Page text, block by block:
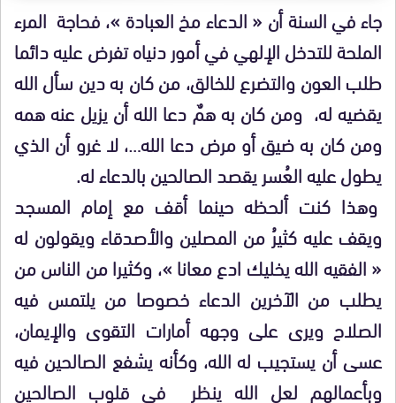
جاء في السنة أن « الدعاء مخ العبادة »، فحاجة المرء
الملحة للتدخل الإلهي في أمور دنياه تفرض عليه دائما
طلب العون والتضرع للخالق، من كان به دين سأل الله
يقضيه له، ومن كان به همٌ دعا الله أن يزيل عنه همه
ومن كان به ضيق أو مرض دعا الله…، لا غرو أن الذي
يطول عليه العُسر يقصد الصالحين بالدعاء له.
وهذا كنت ألحظه حينما أقف مع إمام المسجد
ويقف عليه كثيرُ من المصلين والأصدقاء ويقولون له
« الفقيه الله يخليك ادع معانا »، وكثيرا من الناس من
يطلب من الآخرين الدعاء خصوصا من يلتمس فيه
الصلاح ويرى على وجهه أمارات التقوى والإيمان،
عسى أن يستجيب له الله، وكأنه يشفع الصالحين فيه
وبأعمالهم لعل الله ينظر في قلوب الصالحين